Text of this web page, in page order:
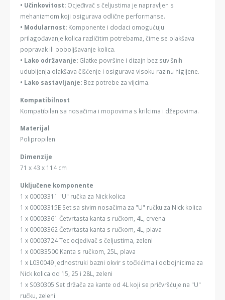
• Učinkovitost: Ocjeđivač s čeljustima je napravljen s
mehanizmom koji osigurava odlične performanse.
• Modularnost: Komponente i dodaci omogućuju
prilagođavanje kolica različitim potrebama, čime se olakšava
popravak ili poboljšavanje kolica.
• Lako održavanje: Glatke površine i dizajn bez suvišnih
udubljenja olakšava čišćenje i osigurava visoku razinu higijene.
• Lako sastavljanje: Bez potrebe za vijcima.
Kompatibilnost
Kompatibilan sa nosačima i mopovima s krilcima i džepovima.
Materijal
Polipropilen
Dimenzije
71 x 43 x 114 cm
Uključene komponente
1 x 00003311 "U" ručka za Nick kolica
1 x 00003315E Set sa sivim nosačima za "U" ručku za Nick kolica
1 x 00003361 Četvrtasta kanta s ručkom, 4L, crvena
1 x 00003362 Četvrtasta kanta s ručkom, 4L, plava
1 x 00003724 Tec ocjeđivač s čeljustima, zeleni
1 x 000B3500 Kanta s ručkom, 25L, plava
1 x L030049 Jednostruki bazni okvir s točkićima i odbojnicima za
Nick kolica od 15, 25 i 28L, zeleni
1 x S030305 Set držača za kante od 4L koji se pričvršćuje na "U"
ručku, zeleni